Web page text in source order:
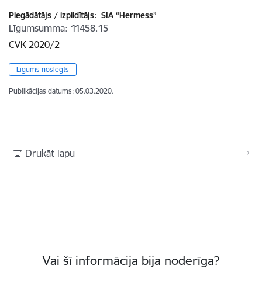
Piegādātājs / izpildītājs: SIA “Hermess”
Līgumsumma 11458.15
CVK 2020/2
Līgums noslēgts
Publikācijas datums: 05.03.2020.
Drukāt lapu
Vai šī informācija bija noderīga?